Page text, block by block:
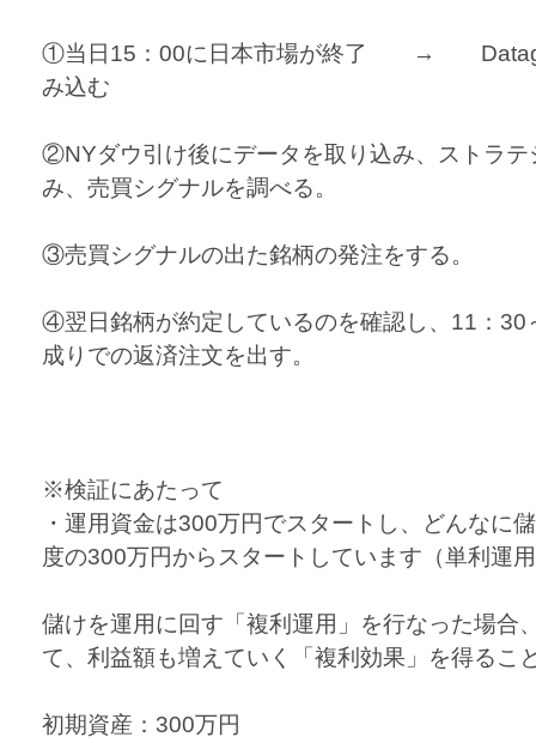
①当日15：00に日本市場が終了 →
み込む
②NYダウ引け後にデータを取り込み、ストラテ
み、売買シグナルを調べる。
③売買シグナルの出た銘柄の発注をする。
④翌日銘柄が約定しているのを確認し、11：30
成りでの返済注文を出す。
※検証にあたって
・運用資金は300万円でスタートし、どんなに
度の300万円からスタートしています（単利運
儲けを運用に回す「複利運用」を行なった場合
て、利益額も増えていく「複利効果」を得るこ
初期資産：300万円